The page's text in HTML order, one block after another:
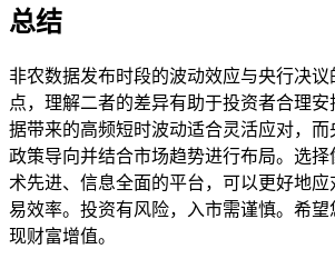
总结
非农数据发布时段的波动效应与央行决
点，理解二者的差异有助于投资者合理
据带来的高频短时波动适合灵活应对，
政策导向并结合市场趋势进行布局。选
术先进、信息全面的平台，可以更好地
易效率。投资有风险，入市需谨慎。希
现财富增值。